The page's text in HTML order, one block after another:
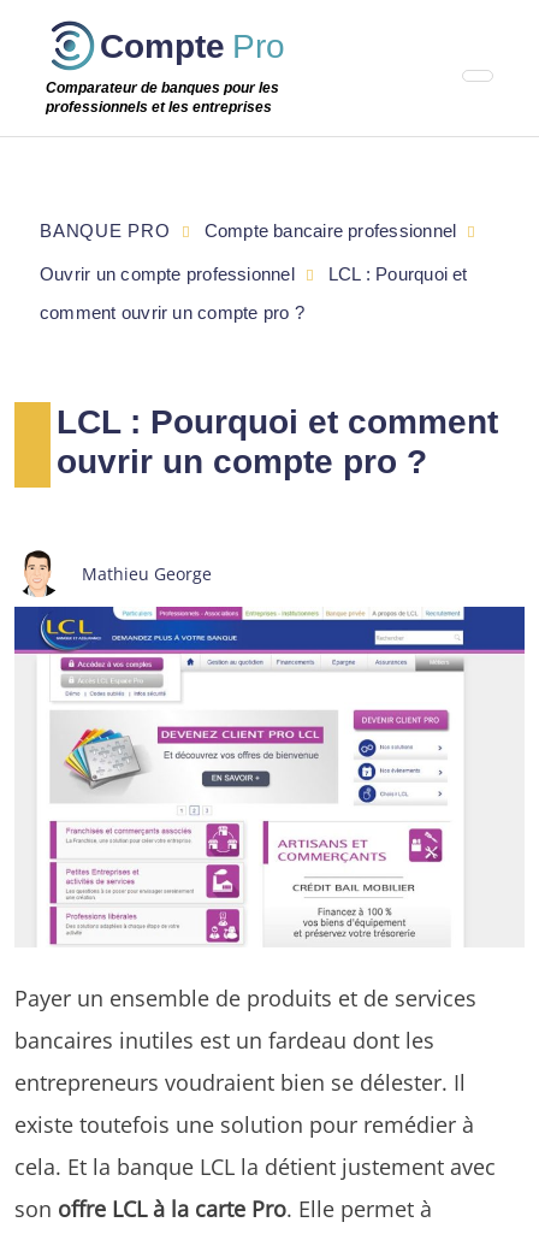
Passer
étape
Compte Pro
Comparateur de banques pour les
professionnels et les entreprises
LCL : Pourquoi et comment
ouvrir un compte pro ?
Mathieu George
Payer un ensemble de produits et de services
bancaires inutiles est un fardeau dont les
entrepreneurs voudraient bien se délester. Il
existe toutefois une solution pour remédier à
cela. Et la banque LCL la détient justement avec
son offre LCL à la carte Pro. Elle permet à
BANQUE PRO Compte bancaire professionnel
Ouvrir un compte professionnel
LCL : Pourquoi et
comment ouvrir un compte pro ?